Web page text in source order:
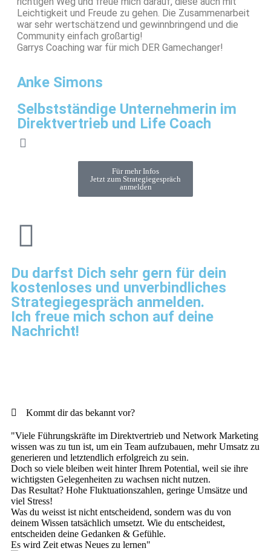
Leichtigkeit und Freude zu gehen. Die Zusammenarbeit
war sehr wertschätzend und gewinnbringend und die
Community einfach großartig!
Garrys Coaching war für mich DER Gamechanger!
Anke Simons
Selbstständige Unternehmerin im
Direktvertrieb und Life Coach
Für mehr Infos
Jetzt zum Strategiegespräch
anmelden
Du darfst Dich sehr gern für dein
kostenloses und unverbindliches
Strategiegespräch anmelden.
Ich freue mich schon auf deine
Nachricht!
Kommt dir das bekannt vor?
"Viele Führungskräfte im Direktvertrieb und Network Marketing
wissen was zu tun ist, um ein Team aufzubauen, mehr Umsatz zu
generieren und letztendlich erfolgreich zu sein.
Doch so viele bleiben weit hinter Ihrem Potential, weil sie ihre
wichtigsten Gelegenheiten zu wachsen nicht nutzen.
Das Resultat? Hohe Fluktuationszahlen, geringe Umsätze und
viel Stress!
Was du weisst ist nicht entscheidend, sondern was du von
deinem Wissen tatsächlich umsetzt. Wie du entscheidest,
entscheiden deine Gedanken & Gefühle.
Es wird Zeit etwas Neues zu lernen"